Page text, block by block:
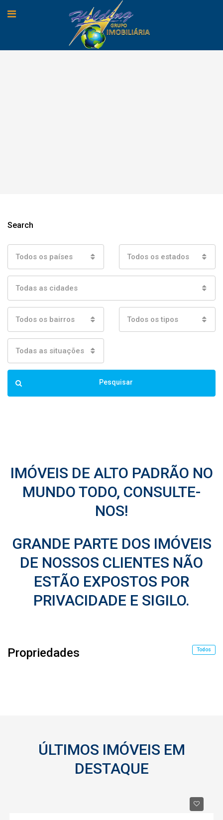
Search
Todos os países Todos os estados
Todas as cidades
Todos os bairros Todos os tipos
Todas as situações
Pesquisar
IMÓVEIS DE ALTO PADRÃO NO
MUNDO TODO, CONSULTE-
NOS!
GRANDE PARTE DOS IMÓVEIS
DE NOSSOS CLIENTES NÃO
ESTÃO EXPOSTOS POR
PRIVACIDADE E SIGILO.
Propriedades Todos
ÚLTIMOS IMÓVEIS EM
DESTAQUE